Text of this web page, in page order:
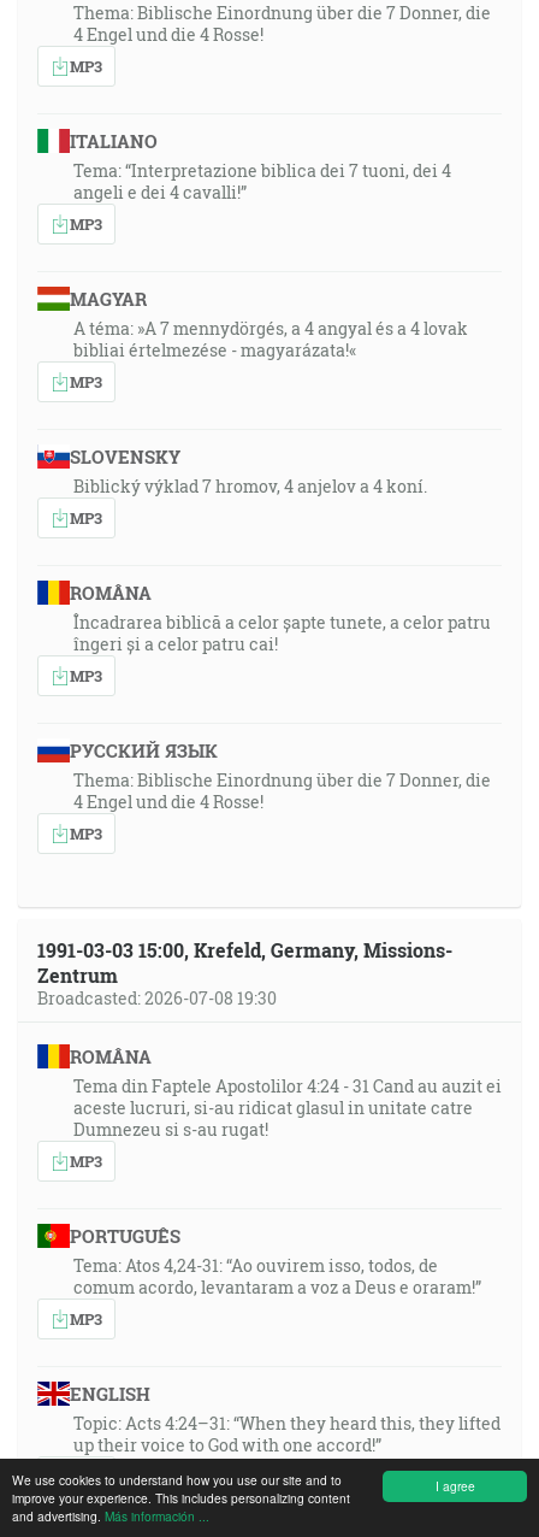
I agree
We use cookies to understand how you use our site and to
improve your experience. This includes personalizing content
and advertising. Más información ...
Thema: Biblische Einordnung über die 7 Donner, die
4 Engel und die 4 Rosse!
MP3
ITALIANO
Tema: “Interpretazione biblica dei 7 tuoni, dei 4
angeli e dei 4 cavalli!”
MP3
MAGYAR
A téma: »A 7 mennydörgés, a 4 angyal és a 4 lovak
bibliai értelmezése - magyarázata!«
MP3
SLOVENSKY
Biblický výklad 7 hromov, 4 anjelov a 4 koní.
MP3
ROMÂNA
Încadrarea biblică a celor șapte tunete, a celor patru
îngeri și a celor patru cai!
MP3
РУССКИЙ ЯЗЫК
Thema: Biblische Einordnung über die 7 Donner, die
4 Engel und die 4 Rosse!
MP3
1991-03-03 15:00, Krefeld, Germany, Missions-
Zentrum
Broadcasted: 2026-07-08 19:30
ROMÂNA
Tema din Faptele Apostolilor 4:24 - 31 Cand au auzit ei
aceste lucruri, si-au ridicat glasul in unitate catre
Dumnezeu si s-au rugat!
MP3
PORTUGUÊS
Tema: Atos 4,24-31: “Ao ouvirem isso, todos, de
comum acordo, levantaram a voz a Deus e oraram!”
MP3
ENGLISH
Topic: Acts 4:24–31: “When they heard this, they lifted
up their voice to God with one accord!”
MP3